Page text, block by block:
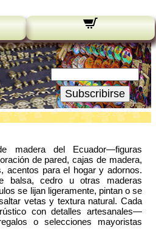
Novedades:
Su Email:
Subscribirse
madera del Ecuador—figuras
de pared, cajas de madera,
acentos para el hogar y adornos.
balsa, cedro u otras maderas
se lijan ligeramente, pintan o se
vetas y textura natural. Cada
con detalles artesanales—
o selecciones mayoristas